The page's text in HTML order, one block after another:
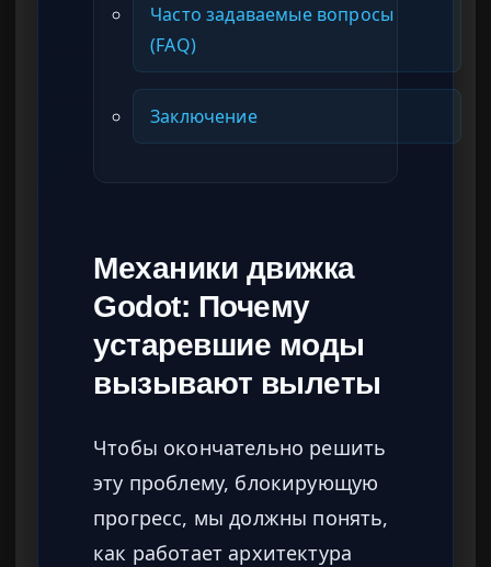
Часто задаваемые вопросы
(FAQ)
Заключение
Механики движка
Godot: Почему
устаревшие моды
вызывают вылеты
Чтобы окончательно решить
эту проблему, блокирующую
прогресс, мы должны понять,
как работает архитектура